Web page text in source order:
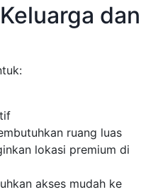
dan
ruang luas
lokasi premium di
akses mudah ke